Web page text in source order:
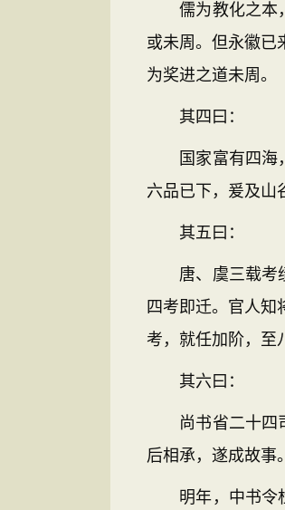
儒为教化之本，
或未周。但永徽已
为奖进之道未周。
其四曰：
国家富有四海，
六品已下，爰及山
其五曰：
唐、虞三载考绩
四考即迁。官人
考，就任加阶，至
其六曰：
尚书省二十四司
后相承，遂成故事
明年，中书令杜